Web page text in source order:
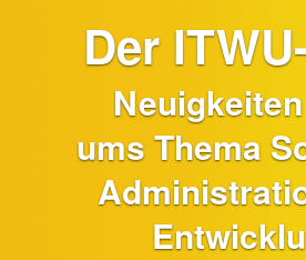
Der
ums Thema